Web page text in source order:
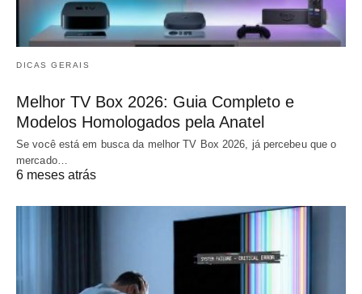
DICAS GERAIS
Melhor TV Box 2026: Guia Completo e
Modelos Homologados pela Anatel
Se você está em busca da melhor TV Box 2026, já percebeu que o
mercado…
6 meses atrás